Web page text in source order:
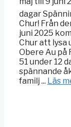
dagar
Chur! Från
juni 2025
Chur att lysa
Obere Au på
51 under 12
spännande
familj ... Läs